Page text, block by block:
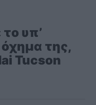
υπ’
της,
Tucson